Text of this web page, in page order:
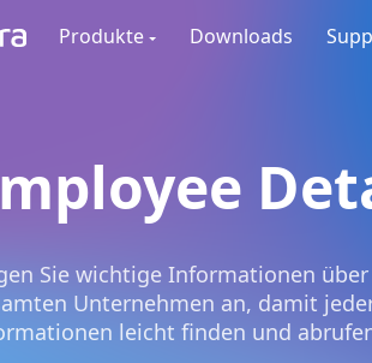
Produkte Downloads
Sie wichtige Informationen
Unternehmen an, damit
leicht finden und